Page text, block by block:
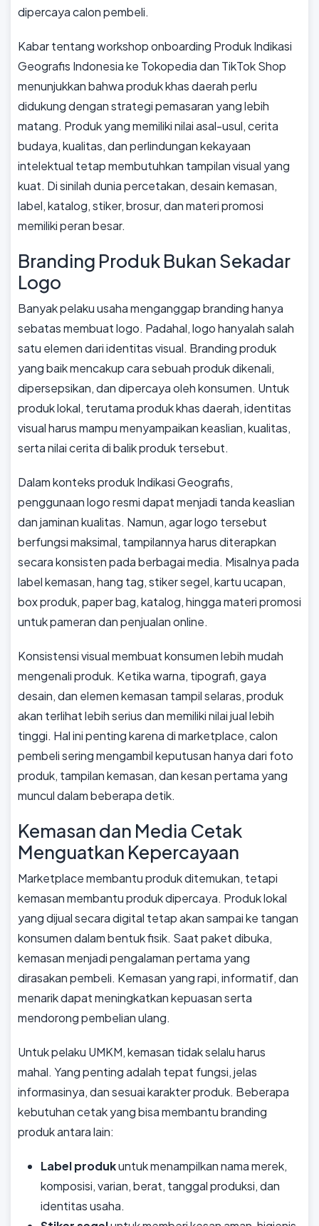
dipercaya calon pembeli.
Kabar tentang workshop onboarding Produk Indikasi
Geografis Indonesia ke Tokopedia dan TikTok Shop
menunjukkan bahwa produk khas daerah perlu
didukung dengan strategi pemasaran yang lebih
matang. Produk yang memiliki nilai asal-usul, cerita
budaya, kualitas, dan perlindungan kekayaan
intelektual tetap membutuhkan tampilan visual yang
kuat. Di sinilah dunia percetakan, desain kemasan,
label, katalog, stiker, brosur, dan materi promosi
memiliki peran besar.
Branding Produk Bukan Sekadar
Logo
Banyak pelaku usaha menganggap branding hanya
sebatas membuat logo. Padahal, logo hanyalah salah
satu elemen dari identitas visual. Branding produk
yang baik mencakup cara sebuah produk dikenali,
dipersepsikan, dan dipercaya oleh konsumen. Untuk
produk lokal, terutama produk khas daerah, identitas
visual harus mampu menyampaikan keaslian, kualitas,
serta nilai cerita di balik produk tersebut.
Dalam konteks produk Indikasi Geografis,
penggunaan logo resmi dapat menjadi tanda keaslian
dan jaminan kualitas. Namun, agar logo tersebut
berfungsi maksimal, tampilannya harus diterapkan
secara konsisten pada berbagai media. Misalnya pada
label kemasan, hang tag, stiker segel, kartu ucapan,
box produk, paper bag, katalog, hingga materi promosi
untuk pameran dan penjualan online.
Konsistensi visual membuat konsumen lebih mudah
mengenali produk. Ketika warna, tipografi, gaya
desain, dan elemen kemasan tampil selaras, produk
akan terlihat lebih serius dan memiliki nilai jual lebih
tinggi. Hal ini penting karena di marketplace, calon
pembeli sering mengambil keputusan hanya dari foto
produk, tampilan kemasan, dan kesan pertama yang
muncul dalam beberapa detik.
Kemasan dan Media Cetak
Menguatkan Kepercayaan
Marketplace membantu produk ditemukan, tetapi
kemasan membantu produk dipercaya. Produk lokal
yang dijual secara digital tetap akan sampai ke tangan
konsumen dalam bentuk fisik. Saat paket dibuka,
kemasan menjadi pengalaman pertama yang
dirasakan pembeli. Kemasan yang rapi, informatif, dan
menarik dapat meningkatkan kepuasan serta
mendorong pembelian ulang.
Untuk pelaku UMKM, kemasan tidak selalu harus
mahal. Yang penting adalah tepat fungsi, jelas
informasinya, dan sesuai karakter produk. Beberapa
kebutuhan cetak yang bisa membantu branding
produk antara lain:
Label produkuntuk menampilkan nama merek,
komposisi, varian, berat, tanggal produksi, dan
identitas usaha.